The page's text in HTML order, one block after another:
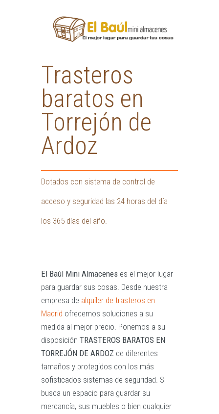
Trasteros
baratos en
Torrejón de
Ardoz
Dotados con sistema de control de
acceso y seguridad las 24 horas del día
los 365 días del año.
El Baúl Mini Almacenes es el mejor lugar
para guardar sus cosas. Desde nuestra
empresa de alquiler de trasteros en
Madrid ofrecemos soluciones a su
medida al mejor precio. Ponemos a su
disposición TRASTEROS BARATOS EN
TORREJÓN DE ARDOZ de diferentes
tamaños y protegidos con los más
sofisticados sistemas de seguridad. Si
busca un espacio para guardar su
mercancía, sus muebles o bien cualquier